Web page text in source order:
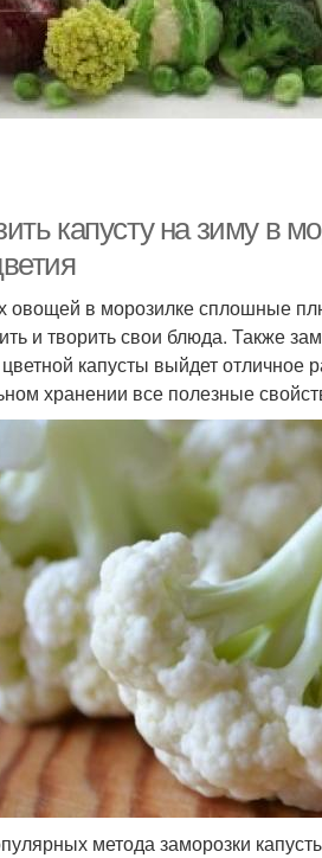
капусту на зиму в
овощей в морозилке сплошные
и творить свои блюда. Также
капусты выйдет
хранении все полезные
метода заморозки